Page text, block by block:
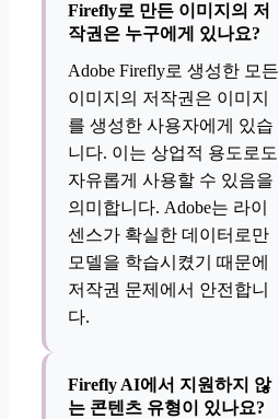
Firefly로 만든 이미지의 저
작권은 누구에게 있나요?
Adobe Firefly로 생성한 모든
이미지의 저작권은 이미지
를 생성한 사용자에게 있습
니다. 이는 상업적 용도로도
자유롭게 사용할 수 있음을
의미합니다. Adobe는 라이
센스가 확실한 데이터로만
모델을 학습시켰기 때문에
저작권 문제에서 안전합니
다.
Firefly AI에서 지원하지 않
는 콘텐츠 유형이 있나요?